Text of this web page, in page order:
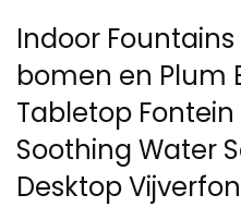
Indoor
bomen en Plum
Tabletop
Soothing Water
Desktop